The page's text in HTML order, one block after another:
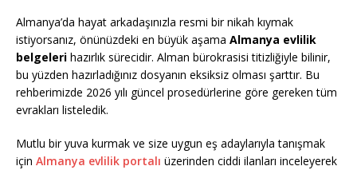
Almanya’da hayat arkadaşınızla resmi bir nikah kıymak
istiyorsanız, önünüzdeki en büyük aşama Almanya evlilik
belgeleri hazırlık sürecidir. Alman bürokrasisi titizliğiyle bilinir,
bu yüzden hazırladığınız dosyanın eksiksiz olması şarttır. Bu
rehberimizde 2026 yılı güncel prosedürlerine göre gereken tüm
evrakları listeledik.
Mutlu bir yuva kurmak ve size uygun eş adaylarıyla tanışmak
için Almanya evlilik portalı üzerinden ciddi ilanları inceleyerek